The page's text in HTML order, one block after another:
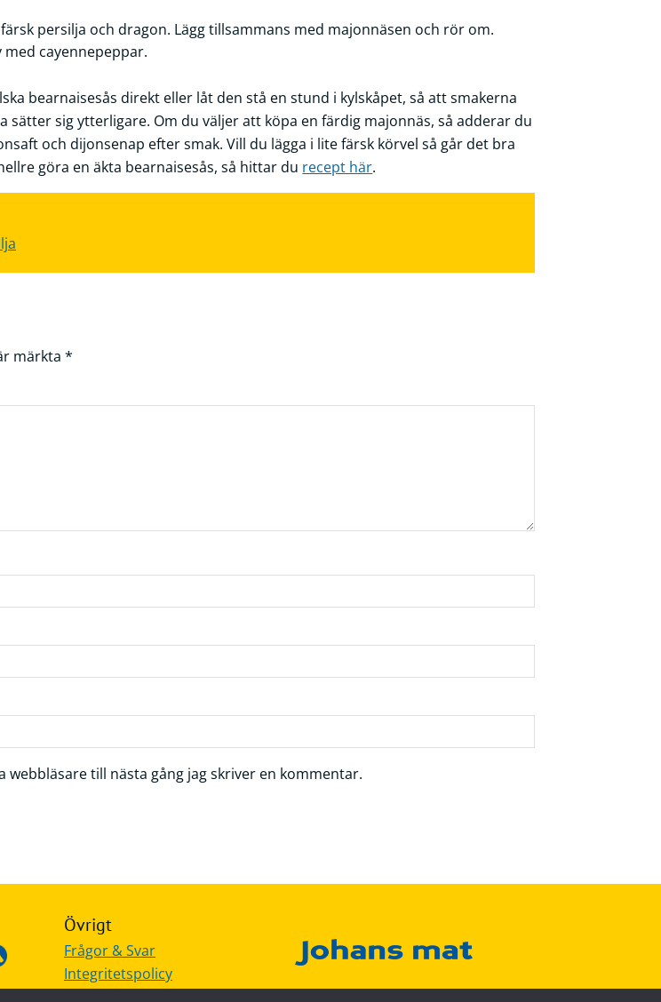
färsk persilja och dragon. Lägg tillsammans med majonnäsen och rör om.
med cayennepeppar.
bearnaisesås direkt eller låt den stå en stund i kylskåpet, så att smakerna
sätter sig ytterligare. Om du väljer att köpa en färdig majonnäs, så adderar du
och dijonsenap efter smak. Vill du lägga i lite färsk körvel så går det bra
göra en äkta bearnaisesås, så hittar du recept här.
märkta *
till nästa gång jag skriver en kommentar.
Övrigt
Frågor & Svar
Integritetspolicy